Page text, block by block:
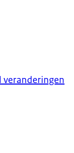
veranderingen